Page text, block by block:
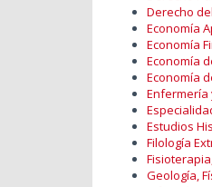
Derecho
Economía
Economía
Economía
Economía
Enfermería
Estudios
Filología
Geología,